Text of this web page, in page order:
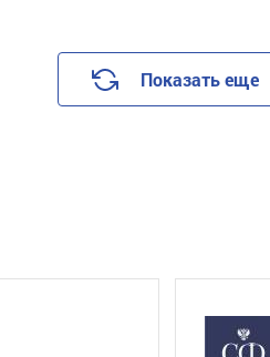
Показать еще